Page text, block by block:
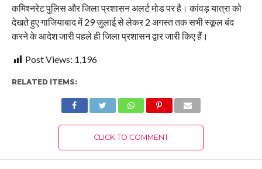
कमिश्नरेट पुलिस और जिला प्रशासन अलर्ट मोड पर है। कांवड़ यात्रा को
देखते हुए गाजियाबाद में 29 जुलाई से लेकर 2 अगस्त तक सभी स्कूल बंद
करने के आदेश जारी पहले ही जिला प्रशासन द्वार जारी किए हैं।
Post Views: 1,196
RELATED ITEMS:
CLICK TO COMMENT